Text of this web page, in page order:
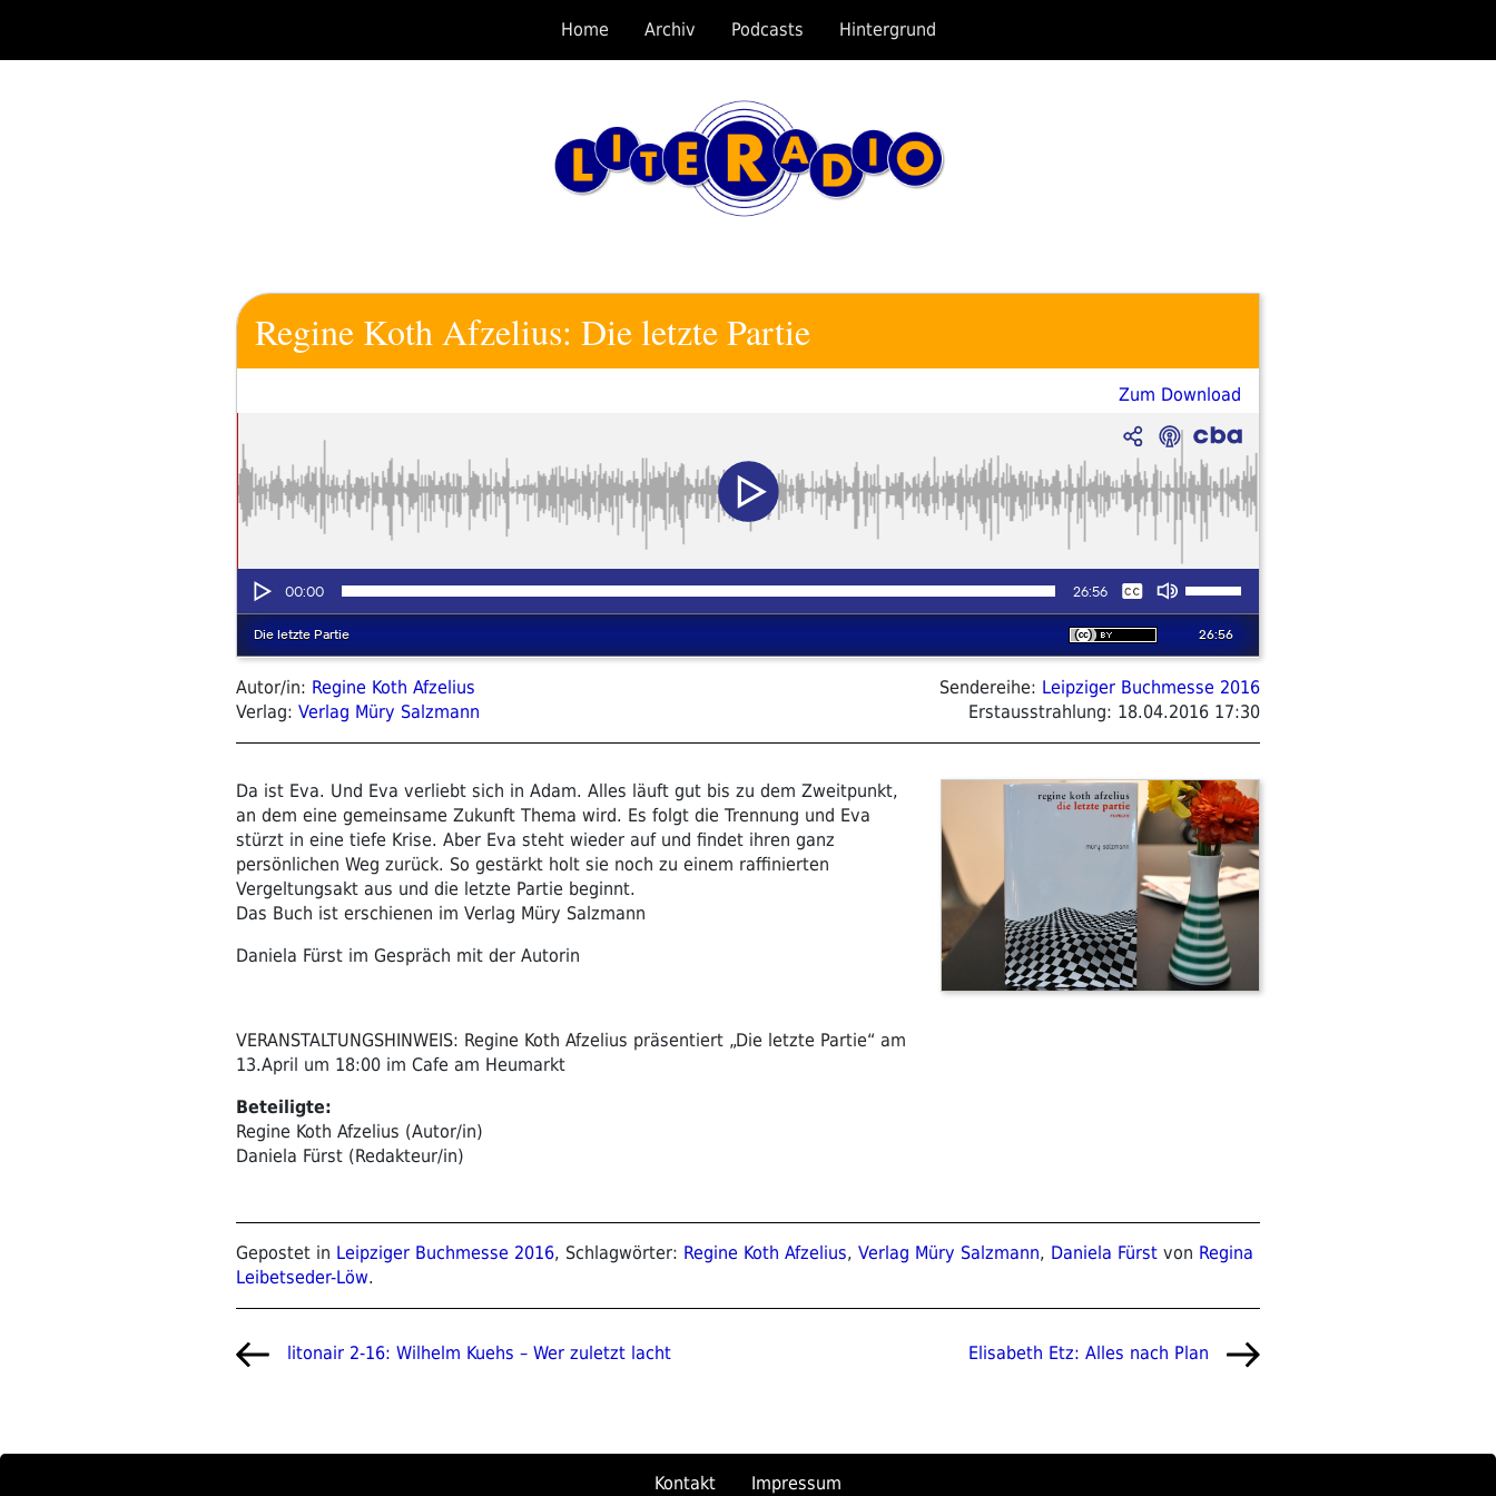
springen
Home Archiv Podcasts Hintergrund
Regine Koth Afzelius: Die letzte Partie
Zum Download
Autor/in: Regine Koth Afzelius
Verlag: Verlag Müry Salzmann
Sendereihe: Leipziger Buchmesse 2016
Erstausstrahlung: 18.04.2016 17:30
Da ist Eva. Und Eva verliebt sich in Adam. Alles läuft gut bis zu dem Zweitpunkt,
an dem eine gemeinsame Zukunft Thema wird. Es folgt die Trennung und Eva
stürzt in eine tiefe Krise. Aber Eva steht wieder auf und findet ihren ganz
persönlichen Weg zurück. So gestärkt holt sie noch zu einem raffinierten
Vergeltungsakt aus und die letzte Partie beginnt.
Das Buch ist erschienen im Verlag Müry Salzmann
Daniela Fürst im Gespräch mit der Autorin
VERANSTALTUNGSHINWEIS: Regine Koth Afzelius präsentiert „Die letzte Partie“ am
13.April um 18:00 im Cafe am Heumarkt
Beteiligte:
Regine Koth Afzelius (Autor/in)
Daniela Fürst (Redakteur/in)
Gepostet in Leipziger Buchmesse 2016, Schlagwörter: Regine Koth Afzelius, Verlag Müry Salzmann, Daniela Fürst von Regina
Leibetseder-Löw.
Beitragsnavigation
Beitraglitonair 2-16: Wilhelm Kuehs – Wer zuletzt lacht
Beitrag
Elisabeth Etz: Alles nach Plan
Kontakt Impressum